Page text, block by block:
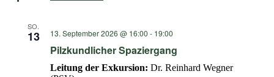
SO.
13 13. September 2026 @ 16:00 - 19:00
Pilzkundlicher Spaziergang
Leitung der Exkursion: Dr. Reinhard Wegner